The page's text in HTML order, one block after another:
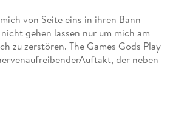
von Seite eins in ihren Bann
gehen lassen nur um mich am
zu zerstören. The Games Gods Play
der neben
New Adult Romantasy und